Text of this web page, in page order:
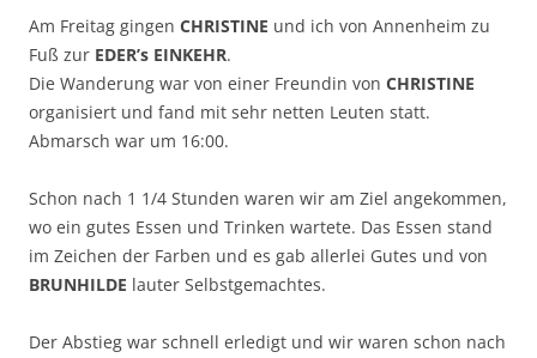
Am Freitag gingen CHRISTINE und ich von Annenheim zu
Fuß zur EDER’s EINKEHR.
Die Wanderung war von einer Freundin von CHRISTINE
organisiert und fand mit sehr netten Leuten statt.
Abmarsch war um 16:00.
Schon nach 1 1/4 Stunden waren wir am Ziel angekommen,
wo ein gutes Essen und Trinken wartete. Das Essen stand
im Zeichen der Farben und es gab allerlei Gutes und von
BRUNHILDE lauter Selbstgemachtes.
Der Abstieg war schnell erledigt und wir waren schon nach